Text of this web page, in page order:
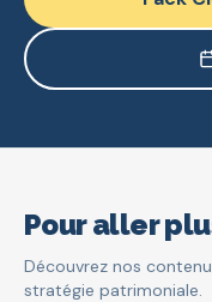
Pour aller
Découvrez nos
stratégie patrimoniale.